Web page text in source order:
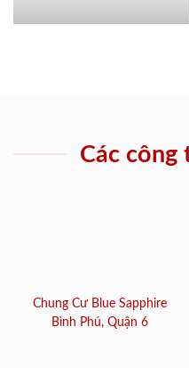
Các
Chung Cư Blue Sapphire
Bình Phú, Quận 6